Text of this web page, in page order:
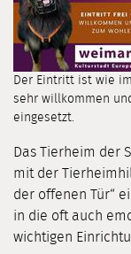
Der Eintritt ist wie
sehr willkommen
eingesetzt.
Das Tierheim der
mit der
der offenen Tür“
in die oft auch
wichtigen